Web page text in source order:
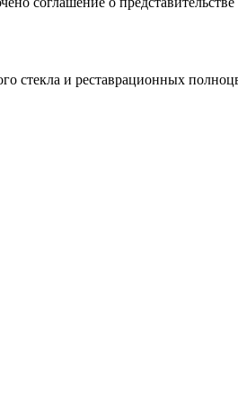
стекла и реставрационных